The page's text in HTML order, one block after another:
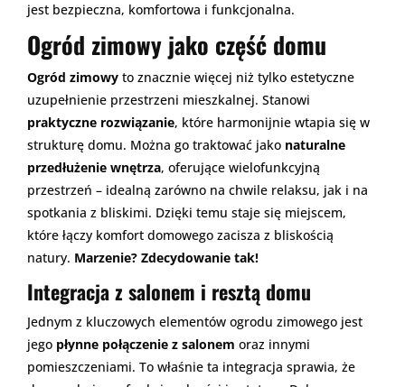
jest bezpieczna, komfortowa i funkcjonalna.
Ogród zimowy jako część domu
Ogród zimowy to znacznie więcej niż tylko estetyczne
uzupełnienie przestrzeni mieszkalnej. Stanowi
praktyczne rozwiązanie, które harmonijnie wtapia się w
strukturę domu. Można go traktować jako naturalne
przedłużenie wnętrza, oferujące wielofunkcyjną
przestrzeń – idealną zarówno na chwile relaksu, jak i na
spotkania z bliskimi. Dzięki temu staje się miejscem,
które łączy komfort domowego zacisza z bliskością
natury. Marzenie? Zdecydowanie tak!
Integracja z salonem i resztą domu
Jednym z kluczowych elementów ogrodu zimowego jest
jego płynne połączenie z salonem oraz innymi
pomieszczeniami. To właśnie ta integracja sprawia, że